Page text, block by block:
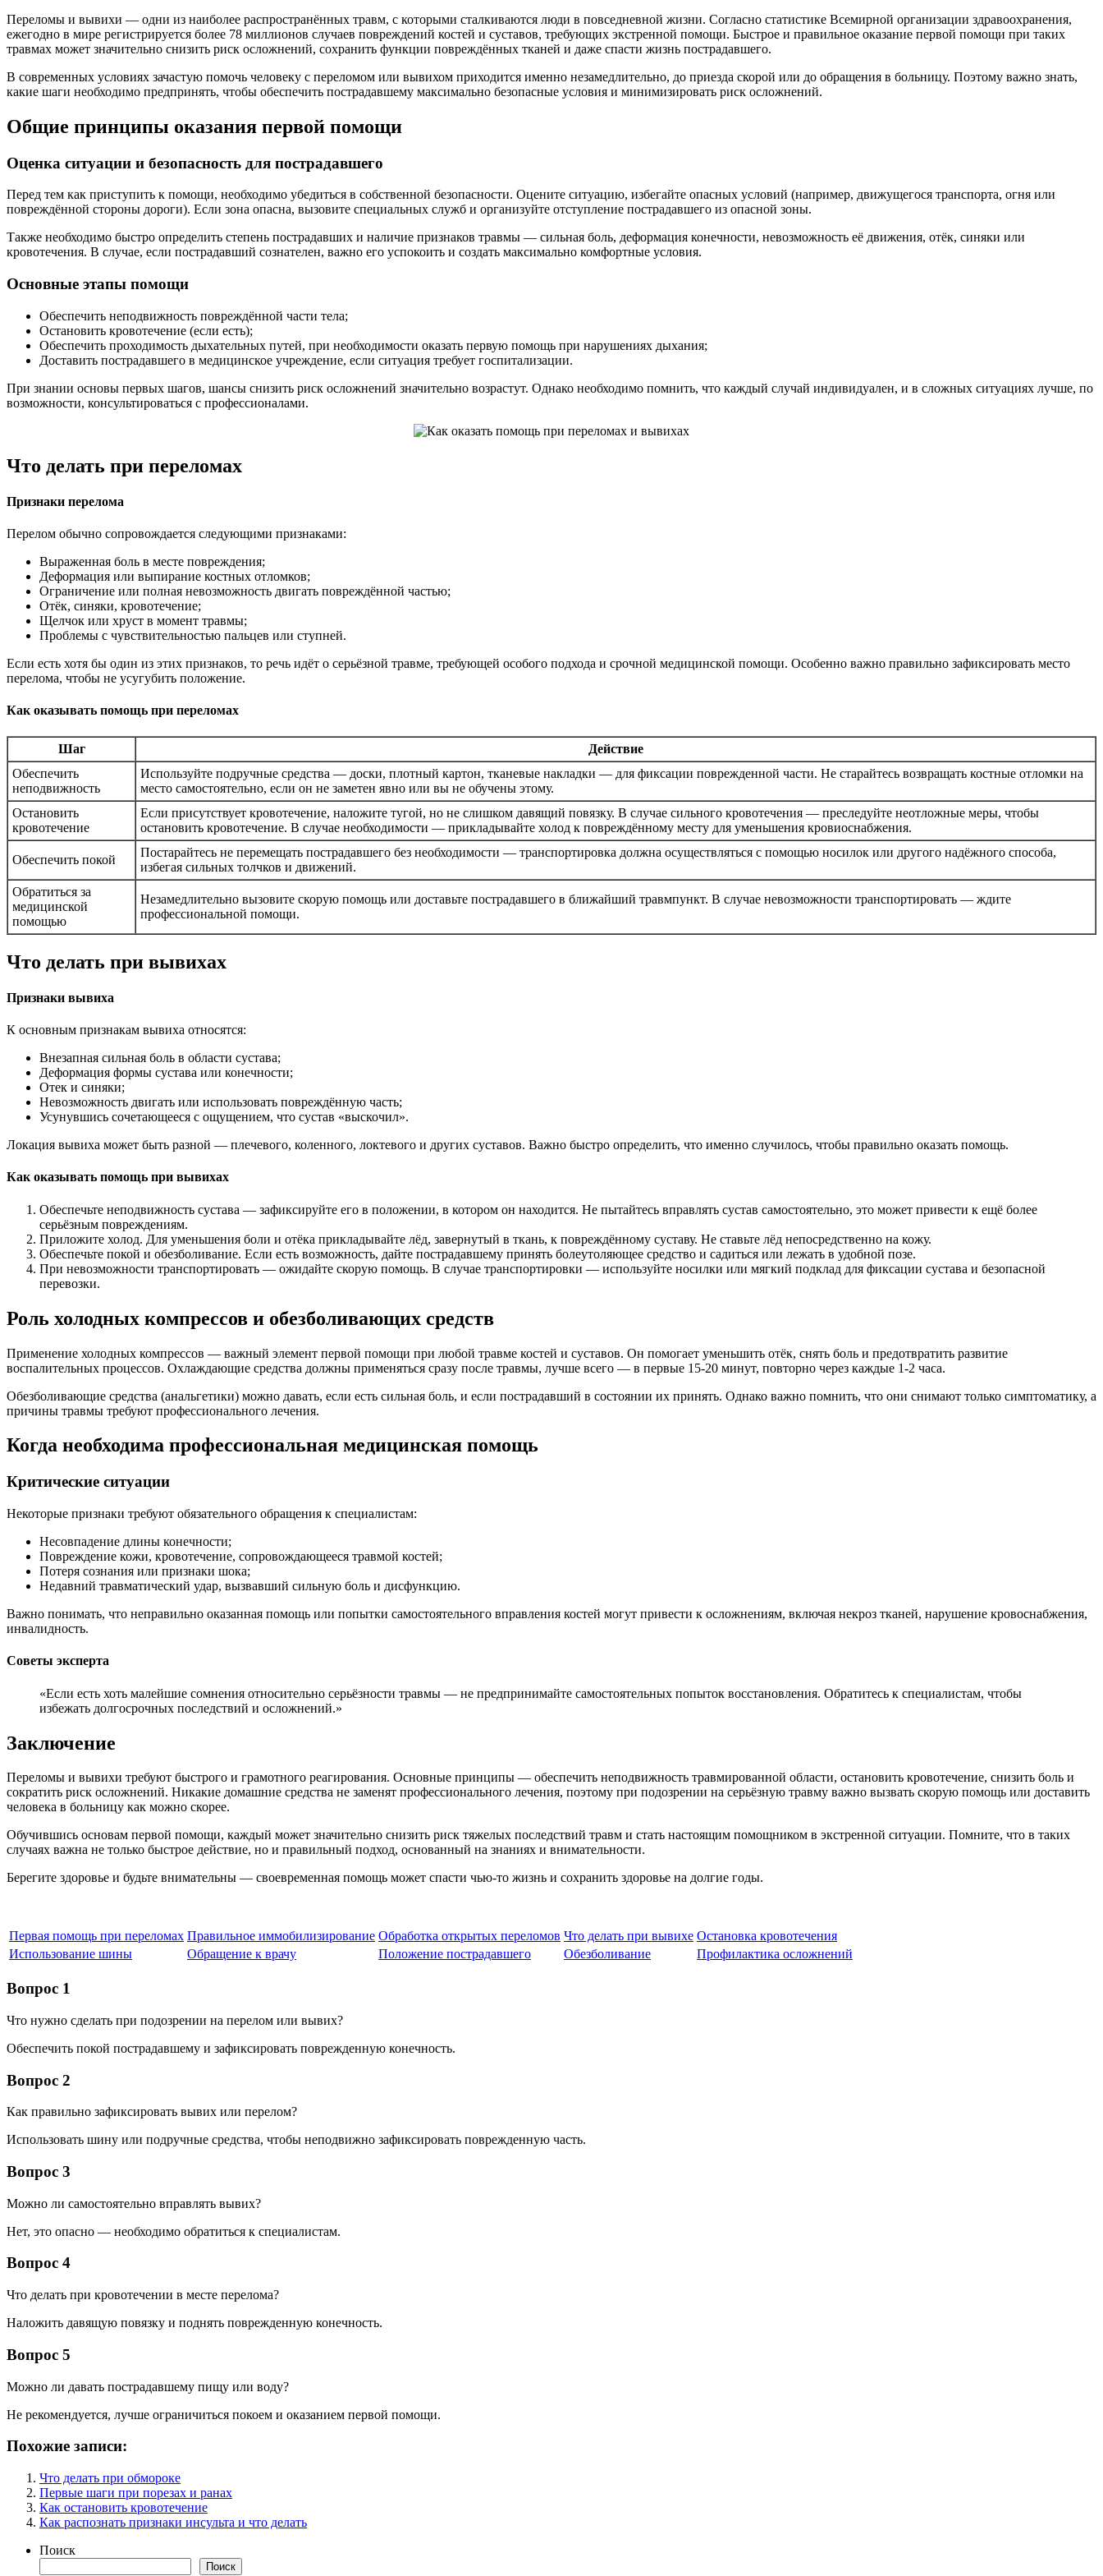
Переломы и вывихи — одни из наиболее распространённых травм, с которыми сталкиваются люди в повседневной жизни. Согласно статистике Всемирной организации здравоохранения,
ежегодно в мире регистрируется более 78 миллионов случаев повреждений костей и суставов, требующих экстренной помощи. Быстрое и правильное оказание первой помощи при таких
травмах может значительно снизить риск осложнений, сохранить функции повреждённых тканей и даже спасти жизнь пострадавшего.
В современных условиях зачастую помочь человеку с переломом или вывихом приходится именно незамедлительно, до приезда скорой или до обращения в больницу. Поэтому важно знать,
какие шаги необходимо предпринять, чтобы обеспечить пострадавшему максимально безопасные условия и минимизировать риск осложнений.
Общие принципы оказания первой помощи
Оценка ситуации и безопасность для пострадавшего
Перед тем как приступить к помощи, необходимо убедиться в собственной безопасности. Оцените ситуацию, избегайте опасных условий (например, движущегося транспорта, огня или
повреждённой стороны дороги). Если зона опасна, вызовите специальных служб и организуйте отступление пострадавшего из опасной зоны.
Также необходимо быстро определить степень пострадавших и наличие признаков травмы — сильная боль, деформация конечности, невозможность её движения, отёк, синяки или
кровотечения. В случае, если пострадавший сознателен, важно его успокоить и создать максимально комфортные условия.
Основные этапы помощи
Обеспечить неподвижность повреждённой части тела;
Остановить кровотечение (если есть);
Обеспечить проходимость дыхательных путей, при необходимости оказать первую помощь при нарушениях дыхания;
Доставить пострадавшего в медицинское учреждение, если ситуация требует госпитализации.
При знании основы первых шагов, шансы снизить риск осложнений значительно возрастут. Однако необходимо помнить, что каждый случай индивидуален, и в сложных ситуациях лучше, по
возможности, консультироваться с профессионалами.
Что делать при переломах
Признаки перелома
Перелом обычно сопровождается следующими признаками:
Выраженная боль в месте повреждения;
Деформация или выпирание костных отломков;
Ограничение или полная невозможность двигать повреждённой частью;
Отёк, синяки, кровотечение;
Щелчок или хруст в момент травмы;
Проблемы с чувствительностью пальцев или ступней.
Если есть хотя бы один из этих признаков, то речь идёт о серьёзной травме, требующей особого подхода и срочной медицинской помощи. Особенно важно правильно зафиксировать место
перелома, чтобы не усугубить положение.
Как оказывать помощь при переломах
Шаг
Действие
Обеспечить
неподвижность
Используйте подручные средства — доски, плотный картон, тканевые накладки — для фиксации поврежденной части. Не старайтесь возвращать костные отломки на
место самостоятельно, если он не заметен явно или вы не обучены этому.
Остановить
кровотечение
Если присутствует кровотечение, наложите тугой, но не слишком давящий повязку. В случае сильного кровотечения — преследуйте неотложные меры, чтобы
остановить кровотечение. В случае необходимости — прикладывайте холод к повреждённому месту для уменьшения кровиоснабжения.
Обеспечить покой
Постарайтесь не перемещать пострадавшего без необходимости — транспортировка должна осуществляться с помощью носилок или другого надёжного способа,
избегая сильных толчков и движений.
Обратиться за
медицинской
помощью
Незамедлительно вызовите скорую помощь или доставьте пострадавшего в ближайший травмпункт. В случае невозможности транспортировать — ждите
профессиональной помощи.
Что делать при вывихах
Признаки вывиха
К основным признакам вывиха относятся:
Внезапная сильная боль в области сустава;
Деформация формы сустава или конечности;
Отек и синяки;
Невозможность двигать или использовать повреждённую часть;
Усунувшись сочетающееся с ощущением, что сустав «выскочил».
Локация вывиха может быть разной — плечевого, коленного, локтевого и других суставов. Важно быстро определить, что именно случилось, чтобы правильно оказать помощь.
Как оказывать помощь при вывихах
Обеспечьте неподвижность сустава — зафиксируйте его в положении, в котором он находится. Не пытайтесь вправлять сустав самостоятельно, это может привести к ещё более
серьёзным повреждениям.
Приложите холод. Для уменьшения боли и отёка прикладывайте лёд, завернутый в ткань, к повреждённому суставу. Не ставьте лёд непосредственно на кожу.
Обеспечьте покой и обезболивание. Если есть возможность, дайте пострадавшему принять болеутоляющее средство и садиться или лежать в удобной позе.
При невозможности транспортировать — ожидайте скорую помощь. В случае транспортировки — используйте носилки или мягкий подклад для фиксации сустава и безопасной
перевозки.
Роль холодных компрессов и обезболивающих средств
Применение холодных компрессов — важный элемент первой помощи при любой травме костей и суставов. Он помогает уменьшить отёк, снять боль и предотвратить развитие
воспалительных процессов. Охлаждающие средства должны применяться сразу после травмы, лучше всего — в первые 15-20 минут, повторно через каждые 1-2 часа.
Обезболивающие средства (анальгетики) можно давать, если есть сильная боль, и если пострадавший в состоянии их принять. Однако важно помнить, что они снимают только симптоматику, а
причины травмы требуют профессионального лечения.
Когда необходима профессиональная медицинская помощь
Критические ситуации
Некоторые признаки требуют обязательного обращения к специалистам:
Несовпадение длины конечности;
Повреждение кожи, кровотечение, сопровождающееся травмой костей;
Потеря сознания или признаки шока;
Недавний травматический удар, вызвавший сильную боль и дисфункцию.
Важно понимать, что неправильно оказанная помощь или попытки самостоятельного вправления костей могут привести к осложнениям, включая некроз тканей, нарушение кровоснабжения,
инвалидность.
Советы эксперта
«Если есть хоть малейшие сомнения относительно серьёзности травмы — не предпринимайте самостоятельных попыток восстановления. Обратитесь к специалистам, чтобы
избежать долгосрочных последствий и осложнений.»
Заключение
Переломы и вывихи требуют быстрого и грамотного реагирования. Основные принципы — обеспечить неподвижность травмированной области, остановить кровотечение, снизить боль и
сократить риск осложнений. Никакие домашние средства не заменят профессионального лечения, поэтому при подозрении на серьёзную травму важно вызвать скорую помощь или доставить
человека в больницу как можно скорее.
Обучившись основам первой помощи, каждый может значительно снизить риск тяжелых последствий травм и стать настоящим помощником в экстренной ситуации. Помните, что в таких
случаях важна не только быстрое действие, но и правильный подход, основанный на знаниях и внимательности.
Берегите здоровье и будьте внимательны — своевременная помощь может спасти чью-то жизнь и сохранить здоровье на долгие годы.
Первая помощь при переломах Правильное иммобилизирование Обработка открытых переломов Что делать при вывихе Остановка кровотечения
Использование шины
Обращение к врачу Положение пострадавшего Обезболивание Профилактика осложнений
Вопрос 1
Что нужно сделать при подозрении на перелом или вывих?
Обеспечить покой пострадавшему и зафиксировать поврежденную конечность.
Вопрос 2
Как правильно зафиксировать вывих или перелом?
Использовать шину или подручные средства, чтобы неподвижно зафиксировать поврежденную часть.
Вопрос 3
Можно ли самостоятельно вправлять вывих?
Нет, это опасно — необходимо обратиться к специалистам.
Вопрос 4
Что делать при кровотечении в месте перелома?
Наложить давящую повязку и поднять поврежденную конечность.
Вопрос 5
Можно ли давать пострадавшему пищу или воду?
Не рекомендуется, лучше ограничиться покоем и оказанием первой помощи.
Похожие записи:
Что делать при обмороке
Первые шаги при порезах и ранах
Как остановить кровотечение
Как распознать признаки инсульта и что делать
Поиск
Поиск